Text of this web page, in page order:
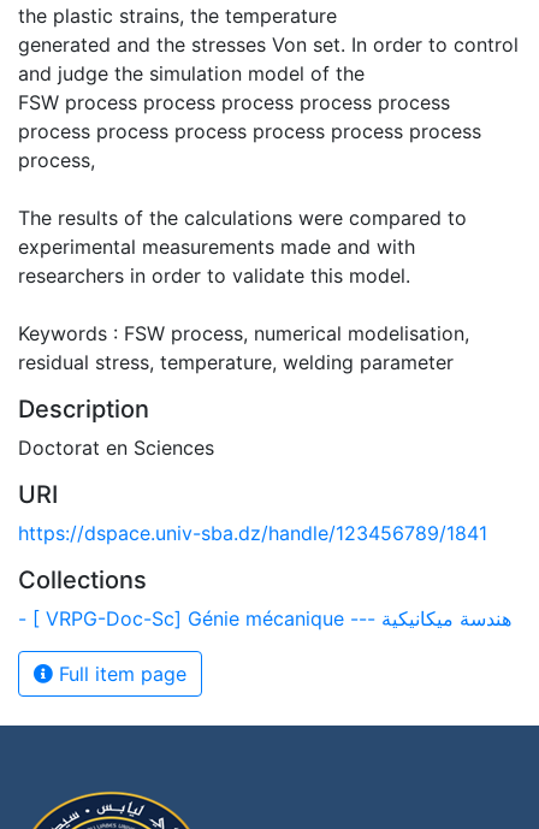
the plastic strains, the temperature
generated and the stresses Von set. In order to control
and judge the simulation model of the
FSW process process process process process
process process process process process process
process,
The results of the calculations were compared to
experimental measurements made and with
researchers in order to validate this model.
Keywords : FSW process, numerical modelisation,
residual stress, temperature, welding parameter
Description
Doctorat en Sciences
URI
https://dspace.univ-sba.dz/handle/123456789/1841
Collections
- [ VRPG-Doc-Sc] Génie mécanique --- هندسة ميكانيكية
Full item page